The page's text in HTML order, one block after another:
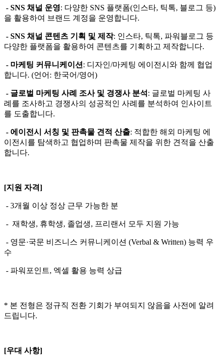
- SNS 채널 운영: 다양한 SNS 플랫폼(인스타, 틱톡, 블로그 등)
을 활용하여 브랜드 계정을 운영합니다.
- SNS 채널 콘텐츠 기획 및 제작: 인스타, 틱톡, 파워블로그 등
다양한 플랫폼을 활용하여 콘텐츠를 기획하고 제작합니다.
- 마케팅 커뮤니케이션 : 디자인/마케팅 에이전시와 함께 협업
합니다. (언어 : 한국어/영어)
- 글로벌 마케팅 사례 조사 및 경쟁사 분석 : 글로벌 마케팅 사
례를 조사하고 경쟁사의 성공적인 사례를 분석하여 인사이트
를 도출합니다.
- 에이전시 서칭 및 판촉물 견적 산출: 적합한 해외 마케팅 에
이전시를 탐색하고 협업하며 판촉물 제작을 위한 견적을 산출
합니다.
[지원 자격]
- 3개월 이상 정상 근무 가능한 분
- 재학생, 휴학생, 졸업생, 프리랜서 모두 지원 가능
- 영문·국문 비즈니스 커뮤니케이션 (Verbal & Written) 능력 우
수
- 파워포인트, 엑셀 활용 능력 상급
* 본 전형은 정규직 전환 기회가 부여되지 않음을 사전에 알려
드립니다.
[우대 사항]